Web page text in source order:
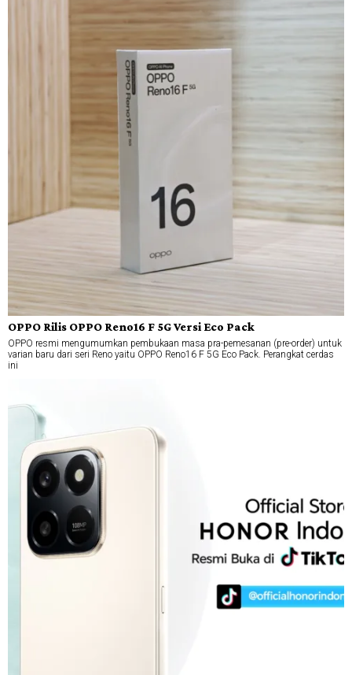
OPPO Rilis OPPO Reno16 F 5G Versi Eco Pack
OPPO resmi mengumumkan pembukaan masa pra-pemesanan (pre-order) untuk
varian baru dari seri Reno yaitu OPPO Reno16 F 5G Eco Pack. Perangkat cerdas
ini